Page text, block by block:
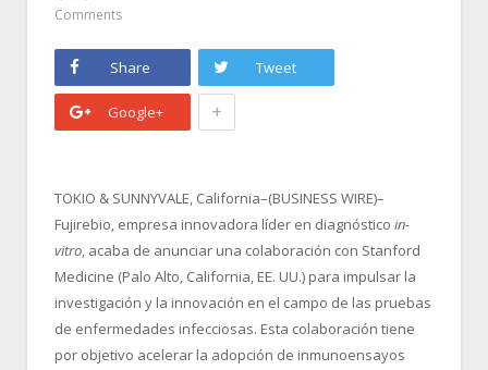
Comments
Share Tweet
Google+ +
TOKIO & SUNNYVALE, California–(BUSINESS WIRE)–
Fujirebio, empresa innovadora líder en diagnóstico in-
vitro, acaba de anunciar una colaboración con Stanford
Medicine (Palo Alto, California, EE. UU.) para impulsar la
investigación y la innovación en el campo de las pruebas
de enfermedades infecciosas. Esta colaboración tiene
por objetivo acelerar la adopción de inmunoensayos